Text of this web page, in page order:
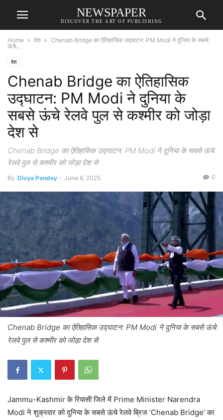
NEWSPAPER
DISCOVER THE ART OF PUBLISHING
Home देश
Chenab Bridge का ऐतिहासिक उद्घाटन: PM Modi ने दुनिया के सबसे
ऊंचे...
देश
Chenab Bridge का ऐतिहासिक
उद्घाटन: PM Modi ने दुनिया के
सबसे ऊंचे रेलवे पुल से कश्मीर को जोड़ा
देश से
Chenab Bridge का ऐतिहासिक उद्घाटन: PM Modi ने दुनिया के सबसे ऊंचे
रेलवे पुल से कश्मीर को जोड़ा देश से
By Divya Pandey - June 6, 2025 0
Chenab Bridge का ऐतिहासिक उद्घाटन: PM Modi ने दुनिया के सबसे ऊंचे
रेलवे पुल से कश्मीर को जोड़ा देश से
Jammu-Kashmir के रियासी जिले में Prime Minister Narendra
Modi ने शुक्रवार को दुनिया के सबसे ऊंचे रेलवे ब्रिज ‘Chenab Bridge’ का